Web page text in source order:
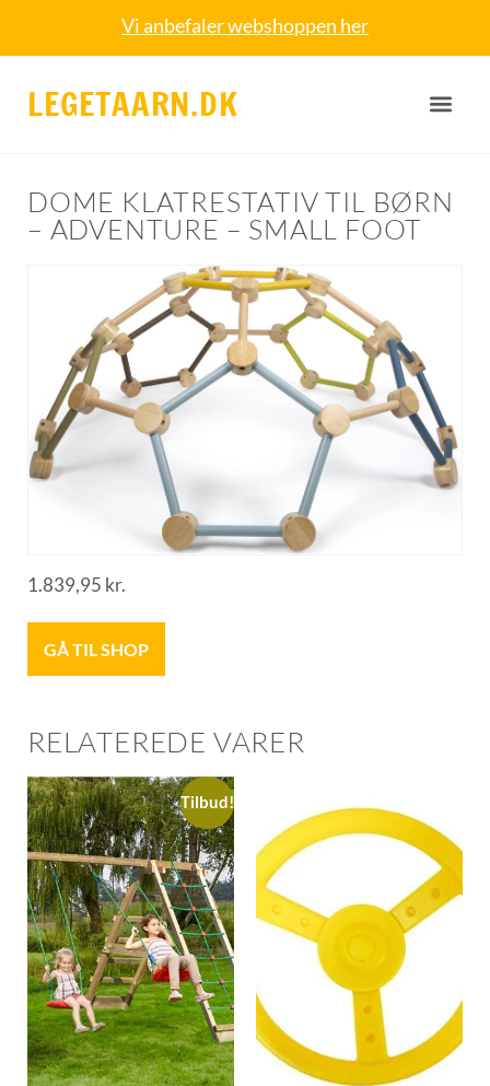
Vi anbefaler webshoppen her
LEGETAARN.DK
DOME KLATRESTATIV TIL BØRN
– ADVENTURE – SMALL FOOT
1.839,95 kr.
GÅ TIL SHOP
RELATEREDE VARER
Tilbud!